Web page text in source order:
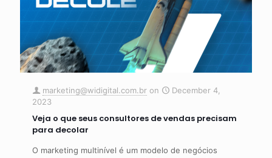
marketing@widigital.com.br on
December 4,
2023
Veja o que seus consultores de vendas precisam
para decolar
O marketing multinível é um modelo de negócios